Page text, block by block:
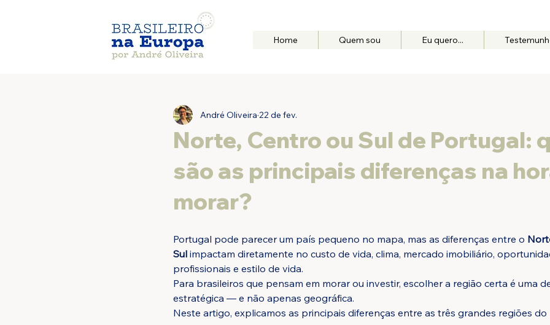
Home Quem sou Eu quero...
Norte, Centro ou Sul de Portugal:
são as principais diferenças na
morar?
André Oliveira 22 de fev.
Portugal pode parecer um país pequeno no mapa, mas as diferenças entre o
Sul impactam diretamente no custo de vida, clima, mercado imobiliário,
profissionais e estilo de vida.
Para brasileiros que pensam em morar ou investir, escolher a região certa é uma
estratégica — e não apenas geográfica.
Neste artigo, explicamos as principais diferenças entre as três grandes regiões do